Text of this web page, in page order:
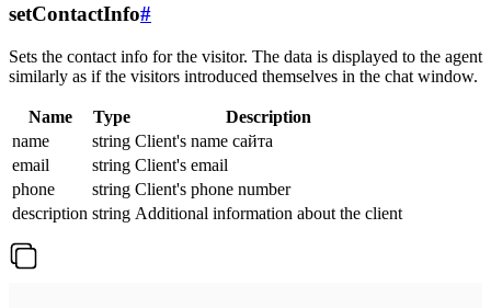
setContactInfo#
Sets the contact info for the visitor. The data is displayed to the agent
similarly as if the visitors introduced themselves in the chat window.
Name Type
Description
name
string Client's name сайта
email
string Client's email
phone
string Client's phone number
description string Additional information about the client